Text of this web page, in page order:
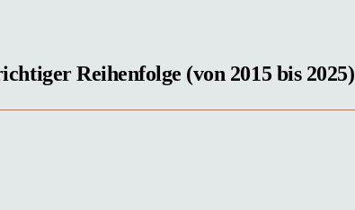
Reihenfolge (von 2015 bis 2025)